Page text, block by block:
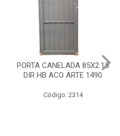
PORTA LAMINADA 60X215
DIR POP/MIX HB
Código: 2340